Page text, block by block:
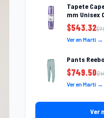
Tapete
mm Unisex
$543.32$
Ver en Martí →
Pants
$749.50$
Ver en Martí →
Ver